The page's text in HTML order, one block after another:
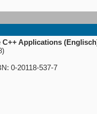
Applications
0-20118-537-7